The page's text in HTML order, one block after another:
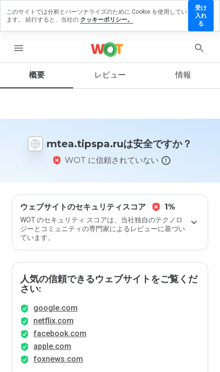
menu
概要 レビュー 情報
mtea.tipspa.ruは安全ですか？
WOT に信頼されていない
ウェブサイトのセキュリティスコア 1%
WOT のセキュリティ スコアは、当社独自のテクノロ
ジーとコミュニティの専門家によるレビューに基づい
ています。
人気の信頼できるウェブサイトをご覧くだ
さい:
google.com
netflix.com
facebook.com
apple.com
foxnews.com
ビューを
この
イト
価し
ます
か？
このサイトでは分析とパーソナライズのために Cookie を使用してい
ます。 続行すると、当社の クッキーポリシー。
受け
入れ
る